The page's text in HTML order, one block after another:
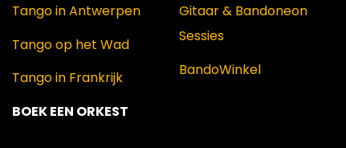
Tango in Antwerpen
Tango op het Wad
Tango in Frankrijk
BOEK EEN ORKEST
Gitaar & Bandoneon
Sessies
BandoWinkel